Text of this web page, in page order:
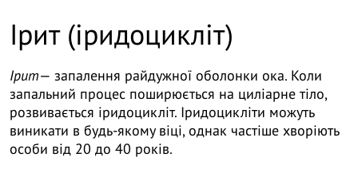
Ірит (іридоцикліт)
Ірит— запалення райдужної оболонки ока. Коли
запальний процес поширюється на циліарне тіло,
розвивається іридоцикліт. Іридоцикліти можуть
виникати в будь-якому віці, однак частіше хворіють
особи від 20 до 40 років.